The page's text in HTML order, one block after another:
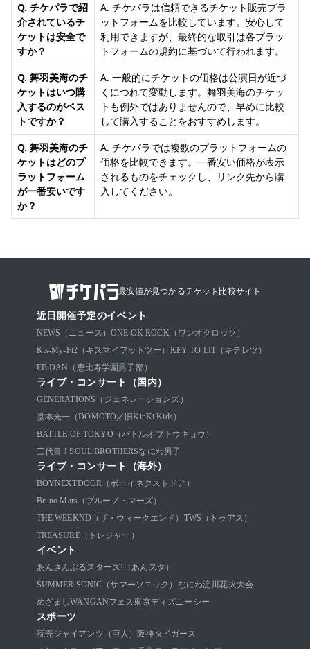
Q. チケパラで紹
介されているチ
ケットは安全で
すか？
A. チケパラは信頼できるチケット販売プラ
ットフォームを比較しています。安心して
利用できますが、最終的な取引は各プラッ
トフォームの規約に基づいて行われます。
Q. 舞羽美海のチ
ケットはいつ購
入するのがベス
トですか？
A. 一般的にチケットの価格は公演日が近づ
くにつれて変動します。舞羽美海のチケッ
トも例外ではありませんので、早めに比較
して購入することをおすすめします。
Q. 舞羽美海のチ
ケットはどのプ
ラットフォーム
が一番安いです
か？
A. チケパラでは複数のプラットフォームの
価格を比較できます。一番安い価格が表示
されるものをチェックし、リンク先から購
入してください。
最安値が見つかるチケット比較サイト
近日開催予定のイベント
NEWS（ニュース） ONE OK ROCK（ワンオクロック）
Kis-My-Ft2（キスマイフットツー） KEY TO LIT（キテレツ）
EBiDAN（恵比寿学園男子部）
ライブ・コンサート（国内）
GENERATIONS（ジェネレーションズ）
堂本光一（DOMOTO／旧KinKi Kids）
BATTLE OF TOKYO（バトルオブトウキョウ）
三代目 J SOUL BROTHERSなにわ男子
ライブ・コンサート（海外）
BOYNEXTDOOR（ボーイネクストドア）
Bruno Mars（ブルーノ・マーズ）
THE WEEKND（ザ・ウィークエンド） TWS（トゥアス）
TREASURE（トレジャー）
イベント
あんさんぶるスターズ!（あんスタ）
SUMMER SONIC（サマーソニック） なにわ淀川花火大会
めざましWANGANフェス東京ディズニーシー
スポーツ
読売ジャイアンツ（巨人）
阪神タイガース